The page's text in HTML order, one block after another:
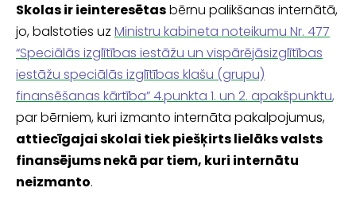
Skolas ir ieinteresētasbērnu palikšanas internātā,
jo, balstoties uz Ministru kabineta noteikumu Nr. 477
“Speciālās izglītības iestāžu un vispārējāsizglītības
iestāžu speciālās izglītības klašu (grupu)
finansēšanas kārtība” 4.punkta 1. un 2. apakšpunktu,
par bērniem, kuri izmanto internāta pakalpojumus,
attiecīgajai skolai tiek piešķirts lielāks valsts
finansējums nekā par tiem, kuri internātu
neizmanto.